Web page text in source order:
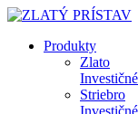
Produkty
Zlato
Striebro